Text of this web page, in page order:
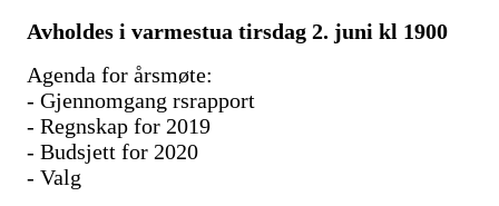
Avholdes i varmestua tirsdag 2. juni kl 1900
Agenda for årsmøte:
- Gjennomgang rsrapport
- Regnskap for 2019
- Budsjett for 2020
- Valg